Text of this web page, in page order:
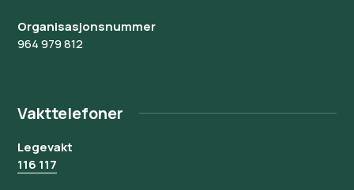
Organisasjonsnummer
964 979 812
Vakttelefoner
Legevakt
116 117